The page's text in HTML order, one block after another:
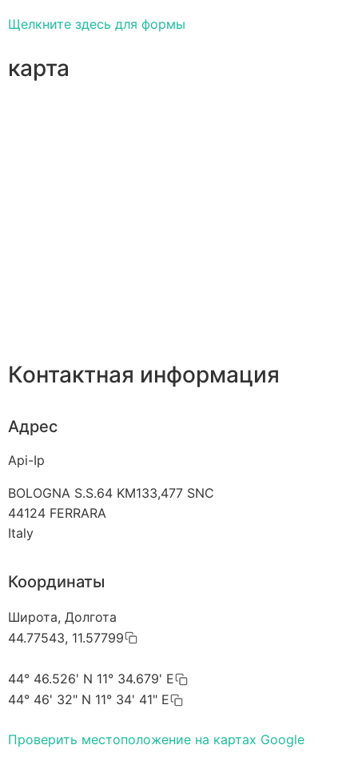
Щелкните здесь для формы
карта
Контактная информация
Адрес
Api-Ip
BOLOGNA S.S.64 KM133,477 SNC
44124 FERRARA
Italy
Координаты
Широта, Долгота
44.77543, 11.57799
44° 46.526' N 11° 34.679' E
44° 46' 32" N 11° 34' 41" E
Проверить местоположение на картах Google